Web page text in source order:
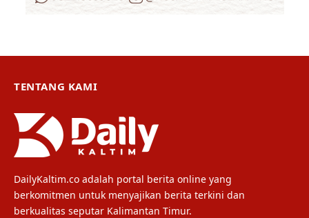
TENTANG KAMI
DailyKaltim.co adalah portal berita online yang
berkomitmen untuk menyajikan berita terkini dan
berkualitas seputar Kalimantan Timur.